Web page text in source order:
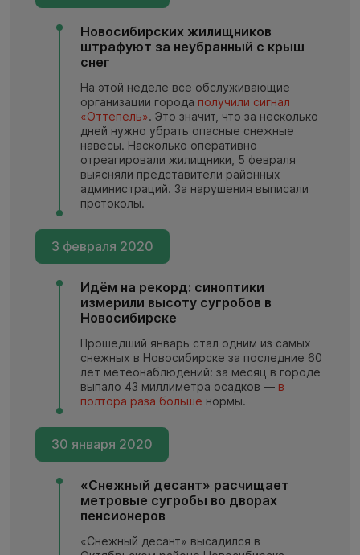
Новосибирских жилищников
штрафуют за неубранный с крыш
снег
На этой неделе все обслуживающие
организации города получили сигнал
«Оттепель». Это значит, что за несколько
дней нужно убрать опасные снежные
навесы. Насколько оперативно
отреагировали жилищники, 5 февраля
выясняли представители районных
администраций. За нарушения выписали
протоколы.
3 февраля 2020
Идём на рекорд: синоптики
измерили высоту сугробов в
Новосибирске
Прошедший январь стал одним из самых
снежных в Новосибирске за последние 60
лет метеонаблюдений: за месяц в городе
выпало 43 миллиметра осадков — в
полтора раза больше нормы.
30 января 2020
«Снежный десант» расчищает
метровые сугробы во дворах
пенсионеров
«Снежный десант» высадился в